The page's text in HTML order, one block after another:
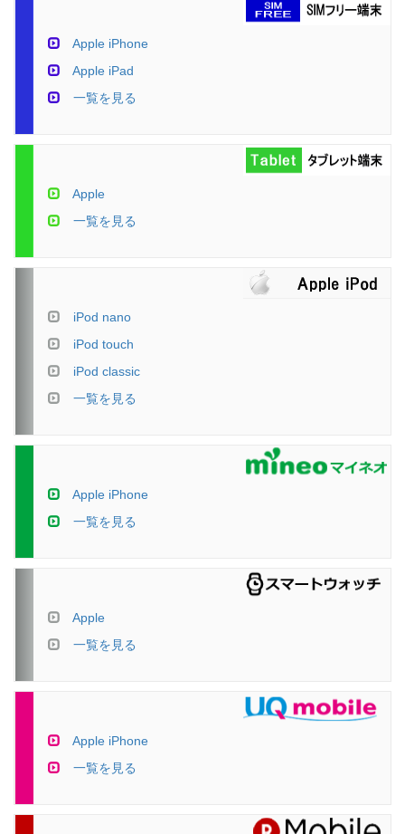
Apple iPhone
Apple iPad
一覧を見る
Apple
一覧を見る
iPod nano
iPod touch
iPod classic
一覧を見る
Apple iPhone
一覧を見る
Apple
一覧を見る
Apple iPhone
一覧を見る